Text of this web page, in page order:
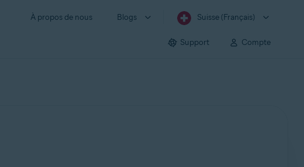
À propos de nous Blogs Suisse (Français)
Support Compte